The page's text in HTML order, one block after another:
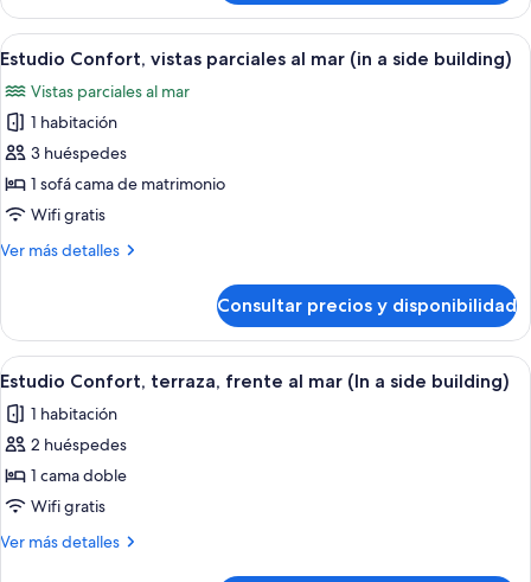
estándar
doble,
balcón
Abrir
todas
las
fotos
de
Estudio
Confort,
parciales
(in
a
side
building)
Una sala de estar moderna con un
3
Estudio Confort, vistas parciales al mar (in a side building)
Vistas parciales al mar
1 habitación
3 huéspedes
1 sofá cama de matrimonio
Wifi gratis
Ver más detalles
Más
Confort,
vistas
parciales
mar
(in
side
building)
Consultar precios y disponibilidad
Abrir
todas
las
fotos
de
Estudio
Confort,
Un dormitorio con cama, televisor
4
Estudio Confort, terraza, frente al mar (In a side building)
1 habitación
2 huéspedes
1 cama doble
Wifi gratis
Ver más detalles
Más